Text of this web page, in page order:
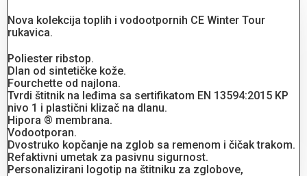
Nova kolekcija toplih i vodootpornih CE Winter Tour
rukavica.
Poliester ribstop.
Dlan od sintetičke kože.
Fourchette od najlona.
Tvrdi štitnik na leđima sa sertifikatom EN 13594:2015 KP
nivo 1 i plastični klizač na dlanu.
Hipora ® membrana.
Vodootporan.
Dvostruko kopčanje na zglob sa remenom i čičak trakom.
Refaktivni umetak za pasivnu sigurnost.
Personalizirani logotip na štitniku za zglobove,